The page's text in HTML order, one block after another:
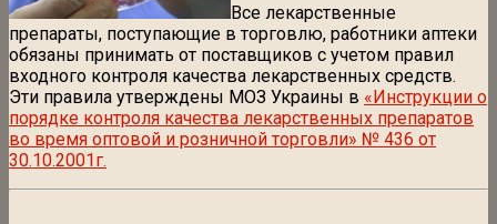
Все лекарственные
препараты, поступающие в торговлю, работники аптеки
обязаны принимать от поставщиков с учетом правил
входного контроля качества лекарственных средств.
Эти правила утверждены МОЗ Украины в «Инструкции о
порядке контроля качества лекарственных препаратов
во время оптовой и розничной торговли» № 436 от
30.10.2001г.